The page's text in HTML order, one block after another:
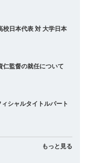
校日本代表 対 大学日本
仁監督の就任について
シャルタイトルパート
もっと見る